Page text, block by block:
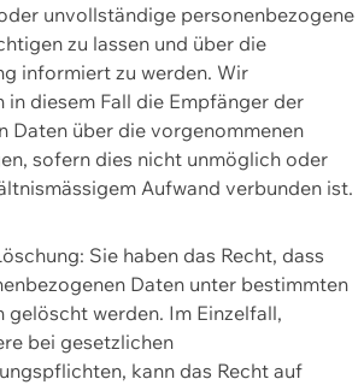
unvollständige personenbezogene
zu lassen und über die
informiert zu werden. Wir
in diesem Fall die Empfänger der
Daten über die vorgenommenen
sofern dies nicht unmöglich oder
Aufwand verbunden ist.
Sie haben das Recht, dass
Daten unter bestimmten
gelöscht werden. Im Einzelfall,
bei gesetzlichen
kann das Recht auf